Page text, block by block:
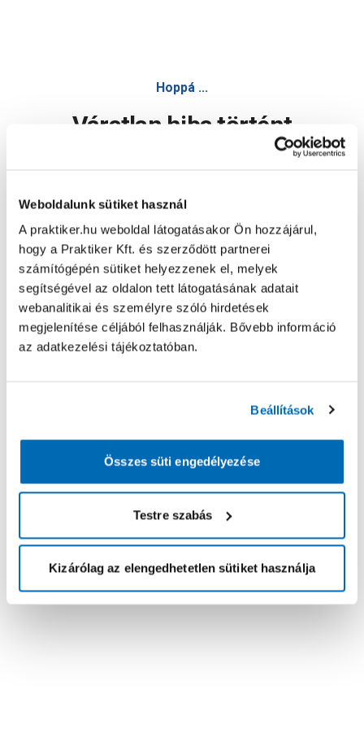
Weboldalunk sütiket használ
A praktiker.hu weboldal látogatásakor Ön hozzájárul,
hogy a Praktiker Kft. és szerződött partnerei
számítógépén sütiket helyezzenek el, melyek
segítségével az oldalon tett látogatásának adatait
webanalitikai és személyre szóló hirdetések
megjelenítése céljából felhasználják. Bővebb információ
az adatkezelési tájékoztatóban.
Beállítások
Összes süti engedélyezése
Testre szabás
Kizárólag az elengedhetetlen sütiket használja
Hoppá ...
Váratlan hiba történt
Oldal újratöltése